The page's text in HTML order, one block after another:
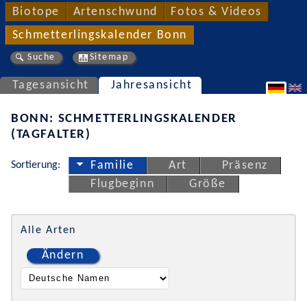
Biotope Artenschwund Fotos & Videos
Schmetterlingskalender Bonn
Suche Sitemap
Tagesansicht Jahresansicht
BONN: SCHMETTERLINGSKALENDER
(TAGFALTER)
Sortierung: Familie Art
Präsenz
Flugbeginn
Größe
Alle Arten
Ändern